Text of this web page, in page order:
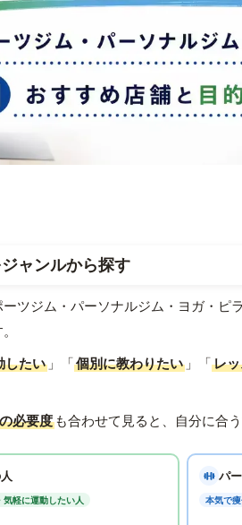
ャンルから探す
ツジム・パーソナルジム・ヨガ・ピ
したい 」「個別に教わりたい 」「レ
必要度 も合わせて見ると、自分に合
気軽に運動したい人
パ
本気で